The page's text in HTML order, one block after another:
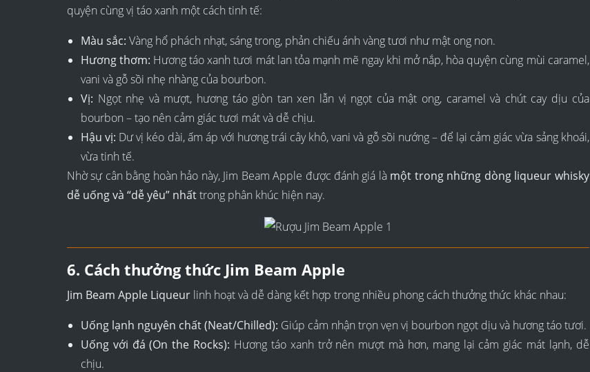
quyện cùng vị táo xanh một cách tinh tế:
Màu sắc: Vàng hổ phách nhạt, sáng trong, phản chiếu ánh vàng tươi như mật ong non.
Hương thơm: Hương táo xanh tươi mát lan tỏa mạnh mẽ ngay khi mở nắp, hòa quyện cùng mùi caramel,
vani và gỗ sồi nhẹ nhàng của bourbon.
Vị: Ngọt nhẹ và mượt, hương táo giòn tan xen lẫn vị ngọt của mật ong, caramel và chút cay dịu của
bourbon – tạo nên cảm giác tươi mát và dễ chịu.
Hậu vị: Dư vị kéo dài, ấm áp với hương trái cây khô, vani và gỗ sồi nướng – để lại cảm giác vừa sảng khoái,
vừa tinh tế.
Nhờ sự cân bằng hoàn hảo này, Jim Beam Apple được đánh giá là một trong những dòng liqueur whisky
dễ uống và “dễ yêu” nhấttrong phân khúc hiện nay.
6. Cách thưởng thức Jim Beam Apple
Jim Beam Apple Liqueur linh hoạt và dễ dàng kết hợp trong nhiều phong cách thưởng thức khác nhau:
Uống lạnh nguyên chất (Neat/Chilled): Giúp cảm nhận trọn vẹn vị bourbon ngọt dịu và hương táo tươi.
Uống với đá (On the Rocks): Hương táo xanh trở nên mượt mà hơn, mang lại cảm giác mát lạnh, dễ
chịu.